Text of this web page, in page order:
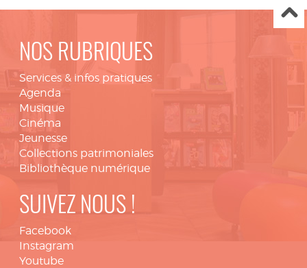
NOS RUBRIQUES
Services & infos pratiques
Agenda
Musique
Cinéma
Jeunesse
Collections patrimoniales
Bibliothèque numérique
SUIVEZ NOUS !
Facebook
Instagram
Youtube